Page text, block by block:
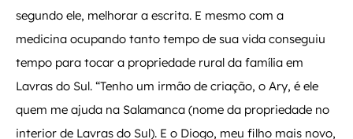
segundo ele, melhorar a escrita. E mesmo com a
medicina ocupando tanto tempo de sua vida conseguiu
tempo para tocar a propriedade rural da família em
Lavras do Sul. “Tenho um irmão de criação, o Ary, é ele
quem me ajuda na Salamanca (nome da propriedade no
interior de Lavras do Sul). E o Diogo, meu filho mais novo,